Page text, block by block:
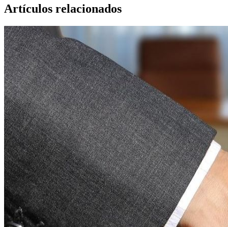
Artículos relacionados